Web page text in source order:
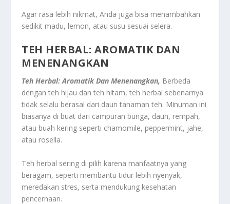
Agar rasa lebih nikmat, Anda juga bisa menambahkan
sedikit madu, lemon, atau susu sesuai selera.
TEH HERBAL: AROMATIK DAN
MENENANGKAN
Teh Herbal: Aromatik Dan Menenangkan, Berbeda
dengan teh hijau dan teh hitam, teh herbal sebenarnya
tidak selalu berasal dari daun tanaman teh. Minuman ini
biasanya di buat dari campuran bunga, daun, rempah,
atau buah kering seperti chamomile, peppermint, jahe,
atau rosella.
Teh herbal sering di pilih karena manfaatnya yang
beragam, seperti membantu tidur lebih nyenyak,
meredakan stres, serta mendukung kesehatan
pencernaan.